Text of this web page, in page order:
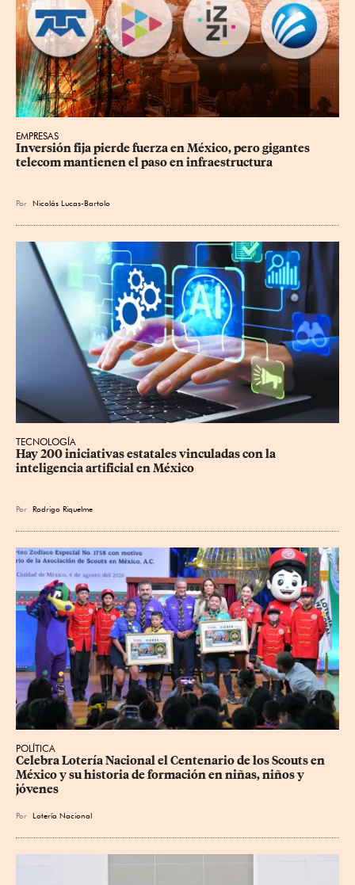
EMPRESAS
Inversión fija pierde fuerza en México, pero gigantes
telecom mantienen el paso en infraestructura
Por Nicolás Lucas-Bartolo
TECNOLOGÍA
Hay 200 iniciativas estatales vinculadas con la
inteligencia artificial en México
Por Rodrigo Riquelme
POLÍTICA
Celebra Lotería Nacional el Centenario de los Scouts en
México y su historia de formación en niñas, niños y
jóvenes
Por Lotería Nacional